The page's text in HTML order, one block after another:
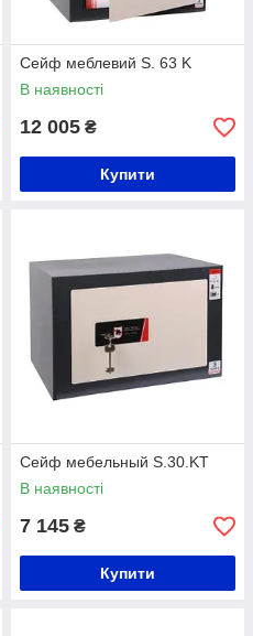
Сейф меблевий S. 63 K
В наявності
12 005 ₴
Купити
Сейф мебельный S.30.KT
В наявності
7 145 ₴
Купити